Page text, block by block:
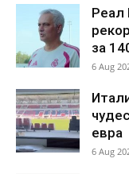
Реал
за
6 Aug
евра
6 Aug